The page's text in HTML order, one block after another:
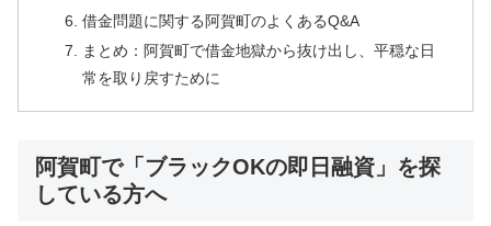
借金問題に関する阿賀町のよくあるQ&A
まとめ：阿賀町で借金地獄から抜け出し、平穏な日
常を取り戻すために
阿賀町で「ブラックOKの即日融資」を探
している方へ